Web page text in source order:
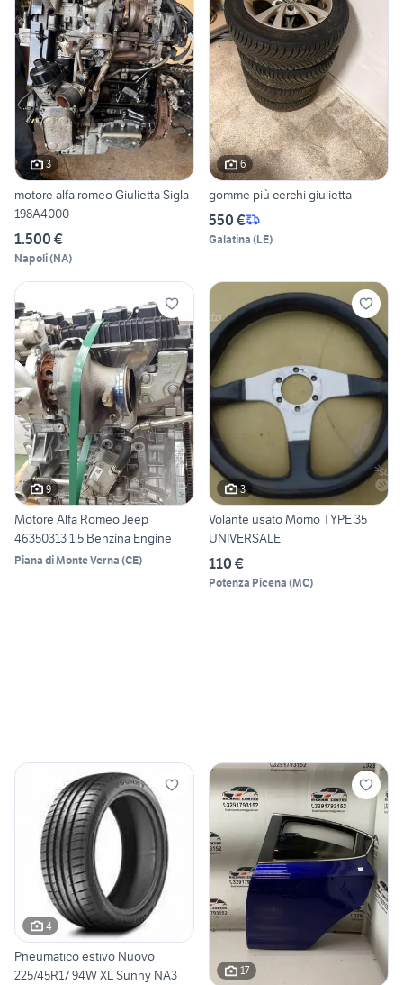
3
motore alfa romeo Giulietta Sigla
198A4000
1.500 €
Napoli(NA)
6
gomme più cerchi giulietta
550 €
Galatina (LE)
9
Motore Alfa Romeo Jeep
46350313 1.5 Benzina Engine
Piana di Monte Verna (CE)
3
Volante usato Momo TYPE 35
UNIVERSALE
110 €
Potenza Picena (MC)
4
Pneumatico estivo Nuovo
225/45R17 94W XL Sunny NA3
17